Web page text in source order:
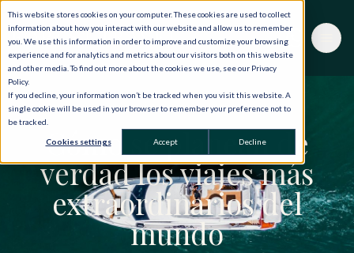
This website stores cookies on your computer. These cookies are used to collect
information about how you interact with our website and allow us to remember
you. We use this information in order to improve and customize your browsing
experience and for analytics and metrics about our visitors both on this website
and other media. To find out more about the cookies we use, see our Privacy
Policy.
If you decline, your information won’t be tracked when you visit this website. A
single cookie will be used in your browser to remember your preference not to
be tracked.
Cookies settings Accept Decline
GUÍAS DE VIAJE
Cómo se planean de
verdad los viajes más
extraordinarios del
mundo